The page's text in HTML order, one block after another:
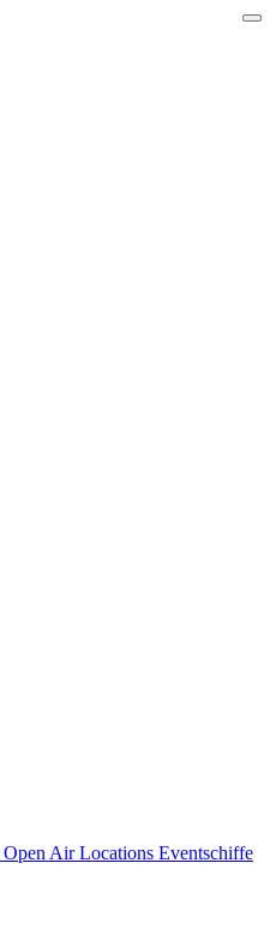
Open Air Locations Eventschiffe